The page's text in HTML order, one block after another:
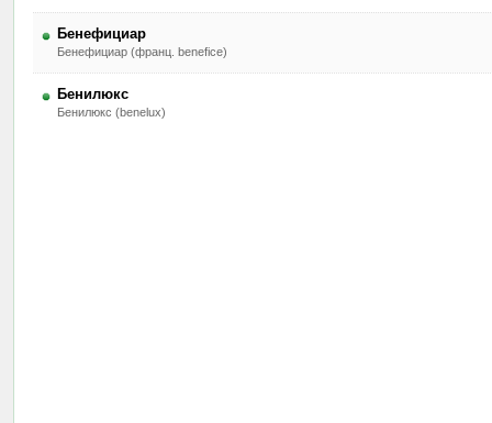
Бенефициар
Бенефициар (франц. benefice)
Бенилюкс
Бенилюкс (benelux)